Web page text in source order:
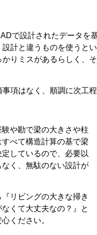
で設計されたデータを
計と違うものを使うと
りミスがあるらしく、
項はなく、順調に次工
や勘で梁の大きさや柱
べて構造計算の基で梁
しているので、必要以
なく、無駄のない設計が
リビングの大きな掃き
くて大丈夫なの？』と
ください。